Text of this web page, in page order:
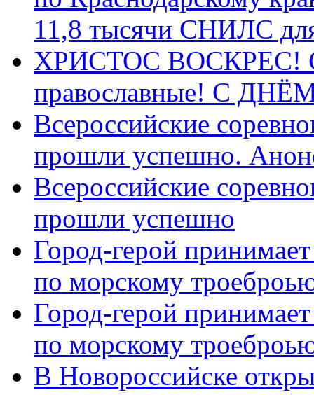
11,8 тысячи СНИЛС
ХРИСТОС ВОСКРЕС! С
православные! C
Всероссийские
прошли успешно.
Всероссийские
прошли успешно
Город-герой
по морскому
Город-герой
по морскому
В Новороссийске